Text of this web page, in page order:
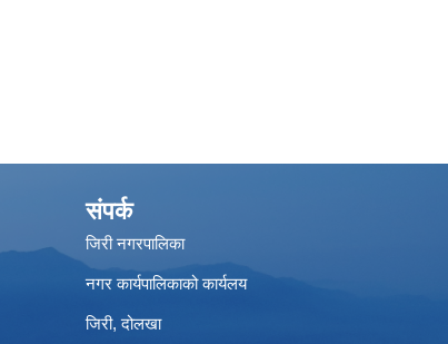
संपर्क
जिरी नगरपालिका
नगर कार्यपालिकाको कार्यलय
जिरी, दोलखा